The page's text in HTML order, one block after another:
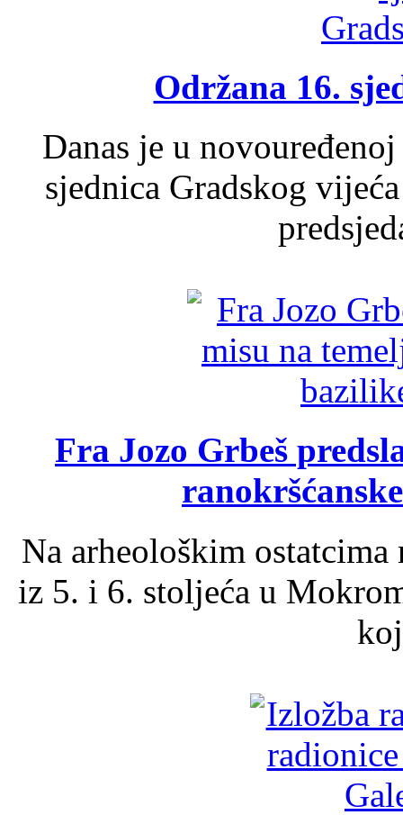
Održana 16.
Danas je u
sjednica Gradskog
Fra Jozo Grbeš
Na arheološkim
iz 5. i 6. stoljeća u